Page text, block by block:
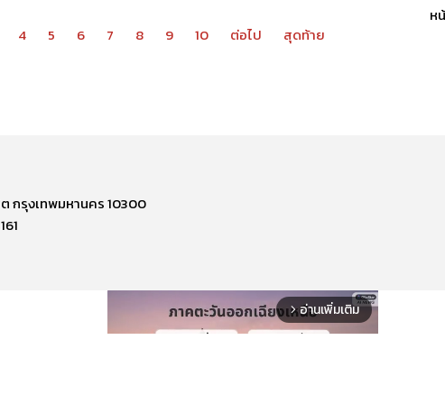
ห
4 5 6 7 8 9 10 ต่อไป สุดท้าย
กรุงเทพมหานคร 10300
arrow_forward_ios อ่านเพิ่มเติม